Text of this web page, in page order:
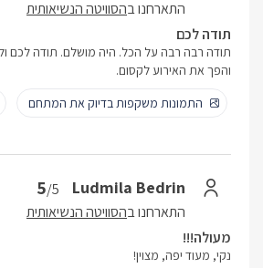
התארחנו בהסוויטה הנשיאותית
תודה לכם
תודה רבה רבה על הכל. היה מושלם. תודה לכם
והפך את האירוע לקסום.
התמונות משקפות בדיוק את המתחם
Ludmila Bedrin
5/5
התארחנו בהסוויטה הנשיאותית
מעולה!!!
נקי, מעוד יפה, מצוין!